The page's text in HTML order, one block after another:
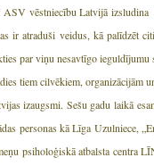
ASV vēstniecību Latvijā
ir atraduši veidus, kā palīdzēt
par viņu nesavtīgo ieguldījumu
tiem cilvēkiem, organizācijām
izaugsmi. Sešu gadu laikā
personas kā Līga Uzulniece,
psiholoģiskā atbalsta centra